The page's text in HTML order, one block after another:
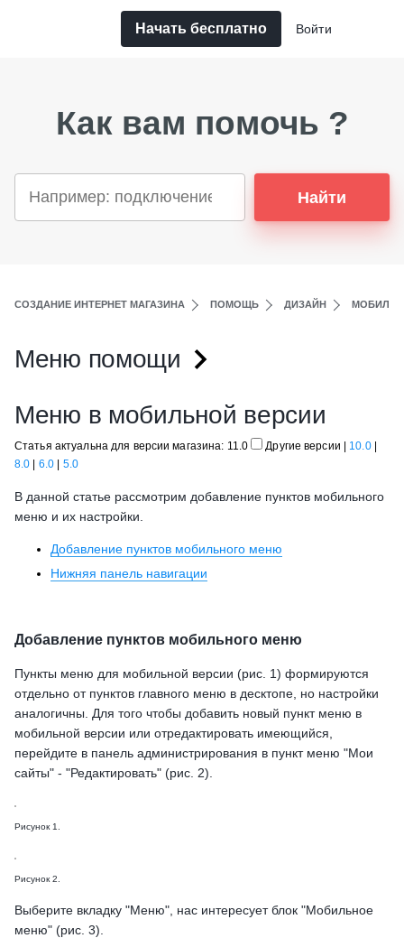
Начать бесплатно Войти
Как вам помочь ?
Найти
СОЗДАНИЕ ИНТЕРНЕТ МАГАЗИНА ПОМОЩЬ ДИЗАЙН
Меню помощи
Меню в мобильной версии
Статья актуальна для версии магазина: 11.0 Другие версии 10.0|
8.0
6.0 5.0
В данной статье рассмотрим добавление пунктов мобильного
меню и их настройки.
Добавление пунктов мобильного меню
Нижняя панель навигации
Добавление пунктов мобильного меню
Пункты меню для мобильной версии (рис. 1) формируются
отдельно от пунктов главного меню в десктопе, но настройки
аналогичны. Для того чтобы добавить новый пункт меню в
мобильной версии или отредактировать имеющийся,
перейдите в панель администрирования в пункт меню "Мои
сайты" - "Редактировать" (рис. 2).
Рисунок 1.
Рисунок 2.
Выберите вкладку "Меню", нас интересует блок "Мобильное
меню" (рис. 3).